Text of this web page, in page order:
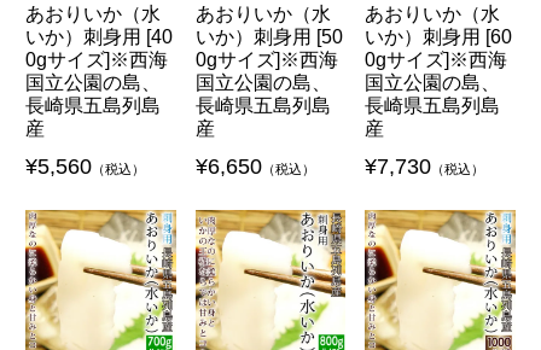
あおりいか（水
いか）刺身用 [40
0gサイズ]※西海
国立公園の島、
長崎県五島列島
産
¥5,560（税込）
あおりいか（水
いか）刺身用 [50
0gサイズ]※西海
国立公園の島、
長崎県五島列島
産
¥6,650（税込）
あおりいか（水
いか）刺身用 [60
0gサイズ]※西海
国立公園の島、
長崎県五島列島
産
¥7,730 （税込）